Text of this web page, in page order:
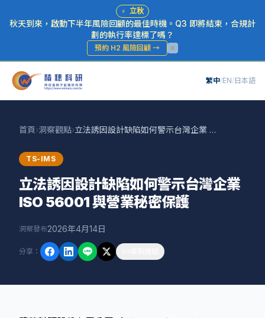
⚡ 立秋
秋天到來，啟動下半年風險回顧的最佳時機。Q3 即將結束，合規計
劃的執行率達標了嗎？
預約 H2 風險回顧 →
繁中/EN/日本語
首頁›洞察觀點› 立法誘因設計缺陷如何警示台灣企業 ISO 56001 與營業秘密保護
TS-IMS
立法誘因設計缺陷如何警示台灣企業
ISO 56001 與營業秘密保護
洞察發布2026年4月14日
分享 ：